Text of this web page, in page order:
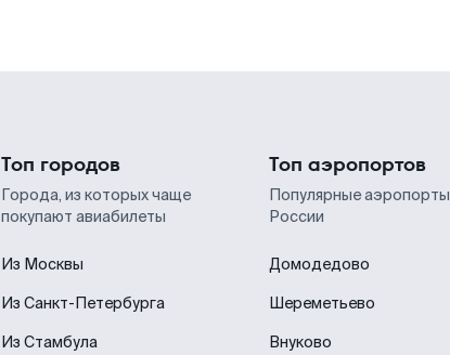
Топ городов
Города, из которых чаще
покупают авиабилеты
Из Москвы
Из Санкт-Петербурга
Из Стамбула
Топ аэропортов
Популярные аэропорты
России
Домодедово
Шереметьево
Внуково